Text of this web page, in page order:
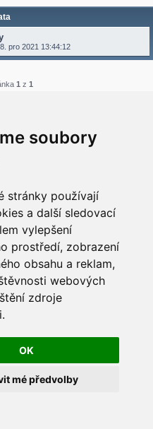
soubory
stránky používají
a další sledovací
vylepšení
prostředí, zobrazení
obsahu a reklam,
webových
zdroje
OK
mé předvolby
pro 2021 13:44:12
1 z 1
Všechny časy jsou vUTC+02:00
- CZ s.r.o.
© phpBB Limited
– phpBB.cz
phpBB SEO
souborů cookies